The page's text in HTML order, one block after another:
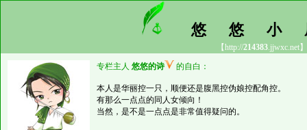
悠悠
【http://214383.jjwxc.net】
专栏主人 悠悠的诗 的自白：
本人是华丽控一只，顺便还是腹黑控伪娘控配角控。
有那么一点点的同人女倾向！
当然，是不是一点点是非常值得疑问的。